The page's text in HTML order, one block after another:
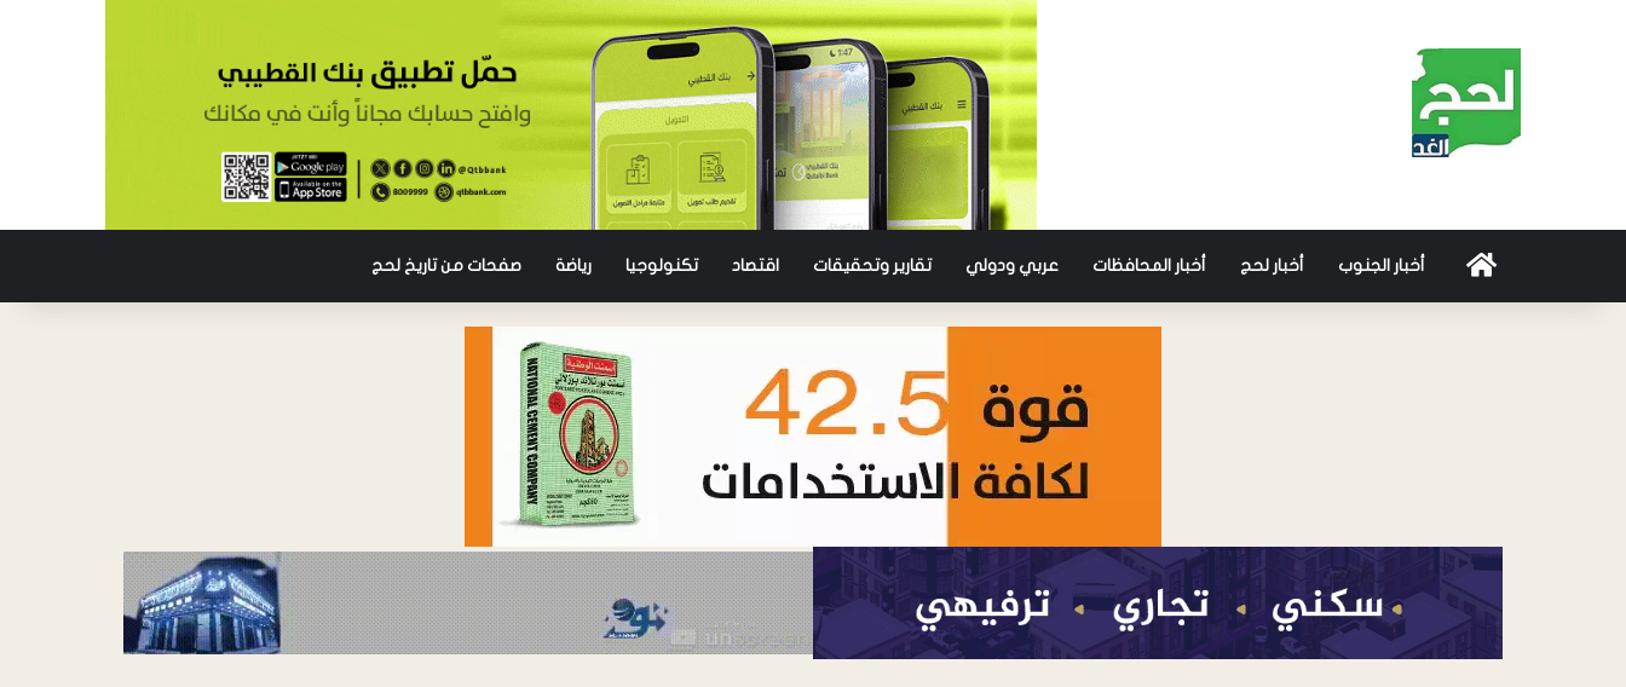
أخبار الجنوب أخبار لحج أخبار المحافظات عربي ودولي تقارير وتحقيقات اقتصاد تكنولوجيا رياضة صفحات من تاريخ لحج